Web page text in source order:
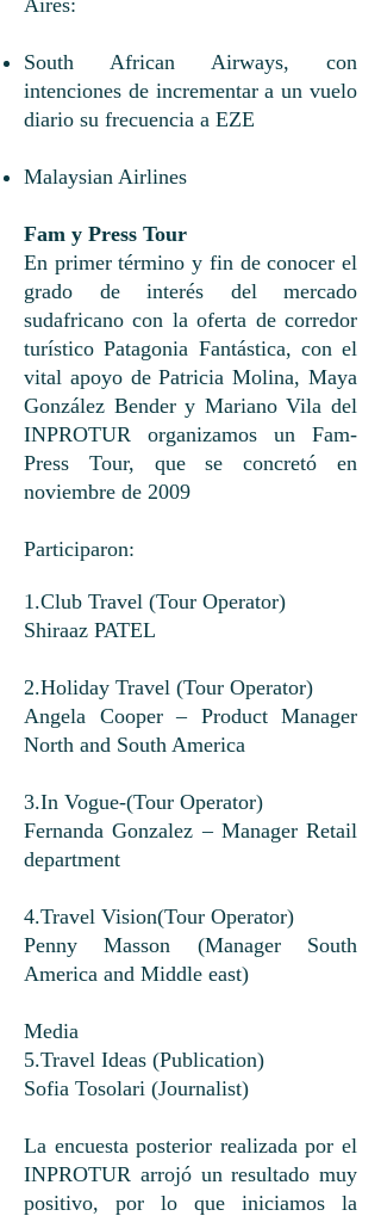
Aires:
South African Airways, con
intenciones de incrementar a un vuelo
diario su frecuencia a EZE
Malaysian Airlines
Fam y Press Tour
En primer término y fin de conocer el
grado de interés del mercado
sudafricano con la oferta de corredor
turístico Patagonia Fantástica, con el
vital apoyo de Patricia Molina, Maya
González Bender y Mariano Vila del
INPROTUR organizamos un Fam-
Press Tour, que se concretó en
noviembre de 2009
Participaron:
1.Club Travel (Tour Operator)
Shiraaz PATEL
2.Holiday Travel (Tour Operator)
Angela Cooper – Product Manager
North and South America
3.In Vogue-(Tour Operator)
Fernanda Gonzalez – Manager Retail
department
4.Travel Vision(Tour Operator)
Penny Masson (Manager South
America and Middle east)
Media
5.Travel Ideas (Publication)
Sofia Tosolari (Journalist)
La encuesta posterior realizada por el
INPROTUR arrojó un resultado muy
positivo, por lo que iniciamos la